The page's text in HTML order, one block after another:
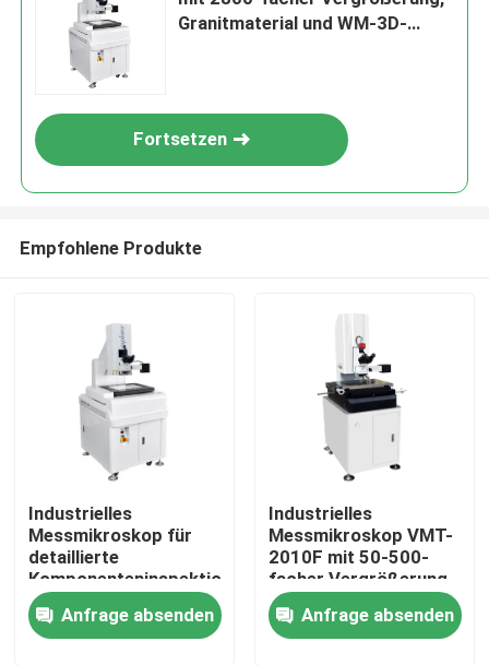
Zu Hause
Produkte
Granitmaterial und WM-3D-
Fortsetzen
Empfohlene Produkte
Industrielles
Messmikroskop für
detaillierte
Komponenteninspektionen
und präzise
Messungen in der
industriellen
Anfrage absenden
Industrielles
Messmikroskop VMT-
2010F mit 50-500-
facher Vergrößerung,
ISO9001-zertifiziert
für hochdruckige
Bildmessungen
Anfrage absenden